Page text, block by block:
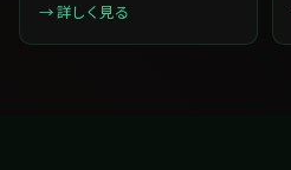
→ 詳しく見る